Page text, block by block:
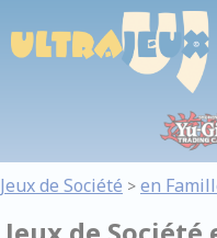
Jeux de Société > en
Panneau de gestion des